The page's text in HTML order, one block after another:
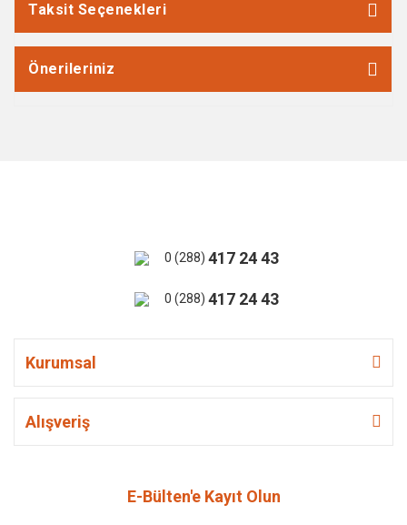
Taksit Seçenekleri
Önerileriniz
0 (288) 417 24 43
0 (288) 417 24 43
Kurumsal
Alışveriş
E-Bülten'e Kayıt Olun